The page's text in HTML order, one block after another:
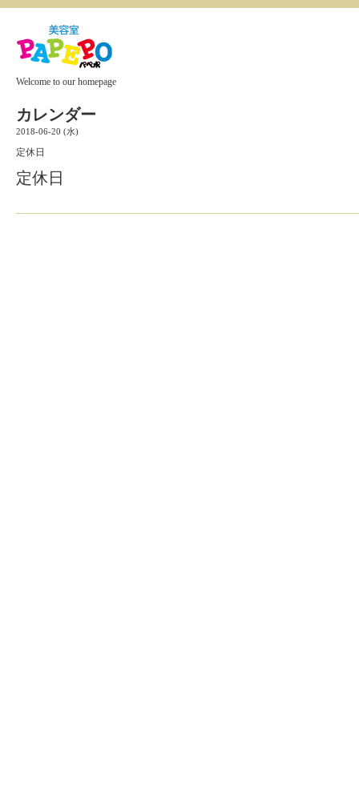
Welcome to our homepage
カレンダー
2018-06-20 (水)
定休日
定休日